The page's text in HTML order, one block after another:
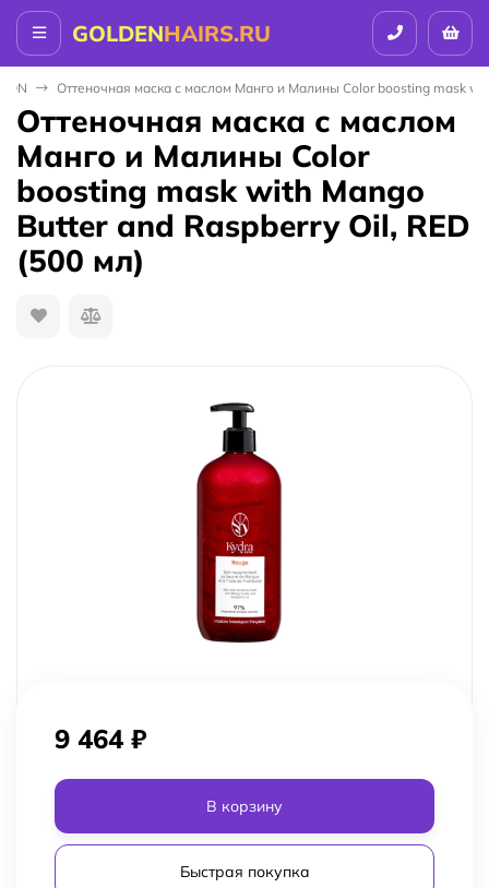
GOLDENHAIRS.RU
Оттеночная маска с маслом Манго и Малины Color boosting mask
Оттеночная маска с маслом
Манго и Малины Color
boosting mask with Mango
Butter and Raspberry Oil, RED
(500 мл)
9 464 ₽
В корзину
Быстрая покупка